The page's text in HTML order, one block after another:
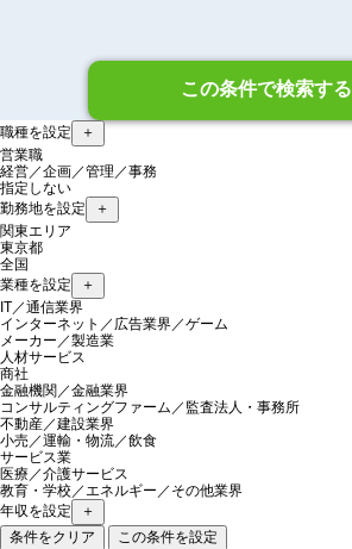
この条件で検索する
職種を設定
＋
営業職
経営／企画／管理／事務
指定しない
勤務地を設定
＋
関東エリア
東京都
全国
業種を設定
＋
IT／通信業界
インターネット／広告業界／ゲーム
メーカー／製造業
人材サービス
商社
金融機関／金融業界
コンサルティングファーム／監査法人・事務所
不動産／建設業界
小売／運輸・物流／飲食
サービス業
医療／介護サービス
教育・学校／エネルギー／その他業界
年収を設定
＋
条件をクリア
この条件を設定